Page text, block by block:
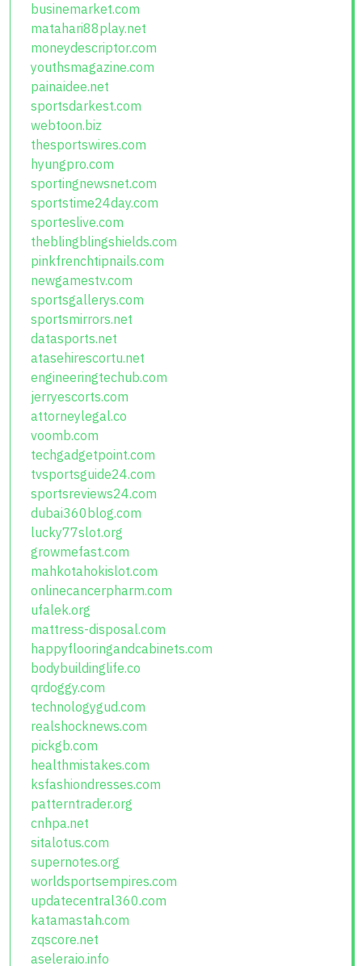
businemarket.com
matahari88play.net
moneydescriptor.com
youthsmagazine.com
painaidee.net
sportsdarkest.com
webtoon.biz
thesportswires.com
hyungpro.com
sportingnewsnet.com
sportstime24day.com
sporteslive.com
theblingblingshields.com
pinkfrenchtipnails.com
newgamestv.com
sportsgallerys.com
sportsmirrors.net
datasports.net
atasehirescortu.net
engineeringtechub.com
jerryescorts.com
attorneylegal.co
voomb.com
techgadgetpoint.com
tvsportsguide24.com
sportsreviews24.com
dubai360blog.com
lucky77slot.org
growmefast.com
mahkotahokislot.com
onlinecancerpharm.com
ufalek.org
mattress-disposal.com
happyflooringandcabinets.com
bodybuildinglife.co
qrdoggy.com
technologygud.com
realshocknews.com
pickgb.com
healthmistakes.com
ksfashiondresses.com
patterntrader.org
cnhpa.net
sitalotus.com
supernotes.org
worldsportsempires.com
updatecentral360.com
katamastah.com
zqscore.net
aseleraio.info